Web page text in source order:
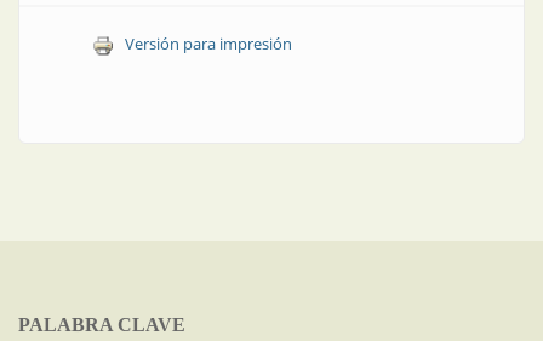
Versión para impresión
PALABRA CLAVE